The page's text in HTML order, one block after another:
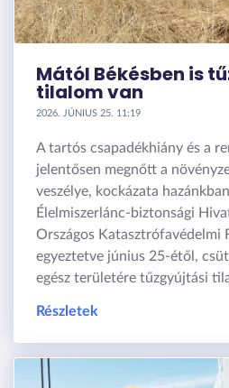
Mától Békésben is
tilalom van
2026. JÚNIUS 25. 11:19
A tartós csapadékhiány és a
jelentősen megnőtt a
veszélye, kockázata
Élelmiszerlánc-biztonsági
Országos Katasztrófavédelmi
egyeztetve június 25-étől,
egész területére tűzgyújtási
Részletek